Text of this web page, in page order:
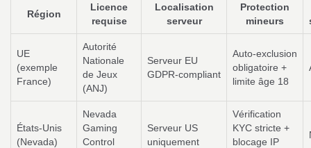
Région
Licence
requise
Localisation
serveur
Protection
mineurs
UE
(exemple
France)
Autorité
Nationale
de Jeux
(ANJ)
Serveur EU
GDPR‑compliant
Auto‑exclusion
obligatoire +
limite âge 18
États‑Unis
(Nevada)
Nevada
Gaming
Control
Serveur US
uniquement
Vérification
KYC stricte +
blocage IP